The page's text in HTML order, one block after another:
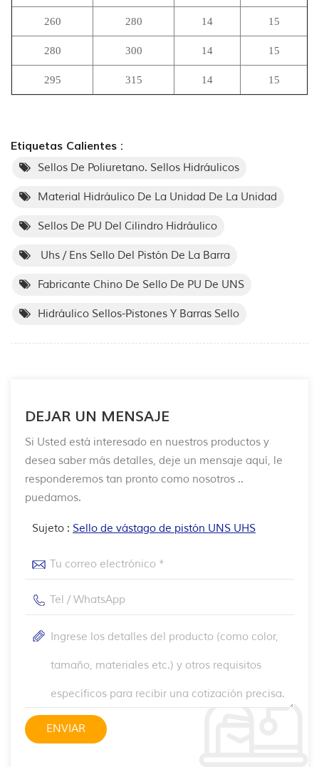
260 280 14 15
280 300 14 15
295 315 14 15
Etiquetas Calientes :
Sellos De Poliuretano. Sellos Hidráulicos
Material Hidráulico De La Unidad De La Unidad
Sellos De PU Del Cilindro Hidráulico
Uhs / Ens Sello Del Pistón De La Barra
Fabricante Chino De Sello De PU De UNS
Hidráulico Sellos-Pistones Y Barras Sello
DEJAR UN MENSAJE
Si Usted está interesado en nuestros productos y
desea saber más detalles, deje un mensaje aquí, le
responderemos tan pronto como nosotros ..
puedamos.
Sujeto : Sello de vástago de pistón UNS UHS